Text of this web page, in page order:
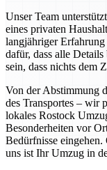
Unser Team
eines privaten
langjähriger
dafür, dass alle
sein, dass nichts dem
Von der Abstimmung
des Transportes – wir
lokales Rostock
Besonderheiten vor
Bedürfnisse
uns ist Ihr Umzug in